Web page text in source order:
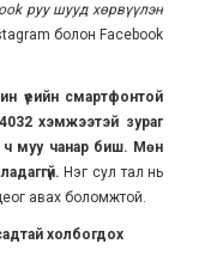
руу шууд хөрвүүлэн
болон Facebook
үеийн смартфонтой
хэмжээтэй зураг
ч муу чанар биш. Мөн
Нэг сул тал нь
авах боломжтой.
холбогдох